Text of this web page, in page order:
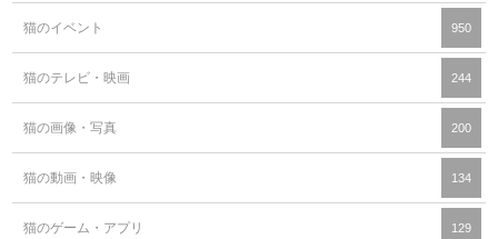
猫のイベント 950
猫のテレビ・映画 244
猫の画像・写真 200
猫の動画・映像 134
猫のゲーム・アプリ 129